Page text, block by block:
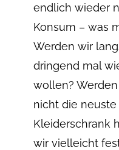
endlich wieder
Konsum – was
Werden wir
dringend mal
wollen?
nicht die
Kleiderschrank
wir vielleicht